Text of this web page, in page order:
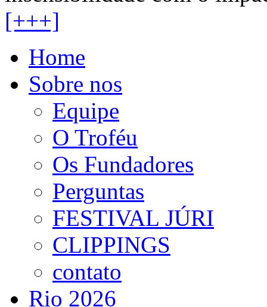
[+++]
Home
Sobre nos
Equipe
O Troféu
Os Fundadores
Perguntas
FESTIVAL JÚRI
CLIPPINGS
contato
Rio 2026